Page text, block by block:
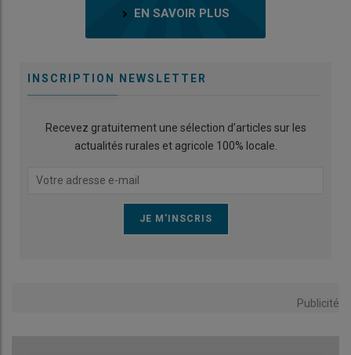
EN SAVOIR PLUS
INSCRIPTION NEWSLETTER
Recevez gratuitement une sélection d’articles sur les
actualités rurales et agricole 100% locale.
Publicité